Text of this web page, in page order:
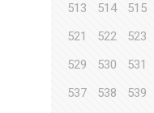
513
514 515
521
522 523
529
530 531
537
538 539